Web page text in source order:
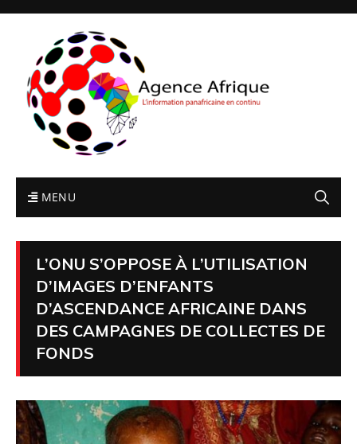
MENU
L’ONU S’OPPOSE À L’UTILISATION
D’IMAGES D’ENFANTS
D’ASCENDANCE AFRICAINE DANS
DES CAMPAGNES DE COLLECTES DE
FONDS